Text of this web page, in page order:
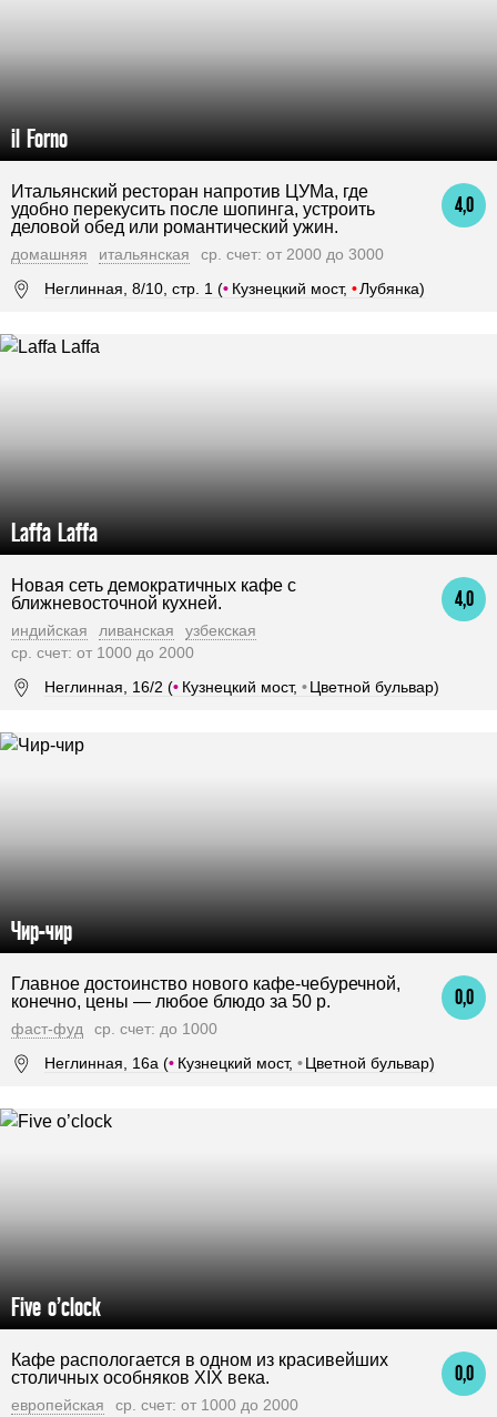
il Forno
4,0
Итальянский ресторан напротив ЦУМа, где
удобно перекусить после шопинга, устроить
деловой обед или романтический ужин.
домашняя итальянская
ср. счет: от 2000 до 3000
Неглинная, 8/10, стр. 1 (• Кузнецкий мост, •Лубянка)
Laffa Laffa
4,0
Новая сеть демократичных кафе с
ближневосточной кухней.
индийская ливанская
узбекская
ср. счет: от 1000 до 2000
Неглинная, 16/2 (• Кузнецкий мост, • Цветной бульвар)
Чир-чир
0,0
Главное достоинство нового кафе-чебуречной,
конечно, цены — любое блюдо за 50 р.
фаст-фуд
ср. счет: до 1000
Неглинная, 16а (• Кузнецкий мост, • Цветной бульвар)
Five o’clock
0,0
Кафе распологается в одном из красивейших
столичных особняков XIX века.
европейская
ср. счет: от 1000 до 2000